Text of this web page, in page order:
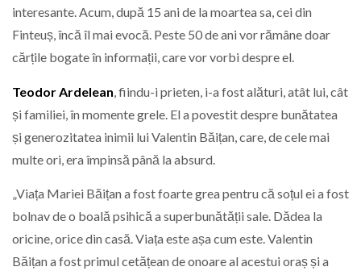
interesante. Acum, după 15 ani de la moartea sa, cei din
Finteuș, încă îl mai evocă. Peste 50 de ani vor rămâne doar
cărțile bogate în informații, care vor vorbi despre el.
Teodor Ardelean, fiindu-i prieten, i-a fost alături, atât lui, cât
și familiei, în momente grele. El a povestit despre bunătatea
și generozitatea inimii lui Valentin Băițan, care, de cele mai
multe ori, era împinsă până la absurd.
„Viața Mariei Băițan a fost foarte grea pentru că soțul ei a fost
bolnav de o boală psihică a superbunătății sale. Dădea la
oricine, orice din casă. Viața este așa cum este. Valentin
Băițan a fost primul cetățean de onoare al acestui oraș și a